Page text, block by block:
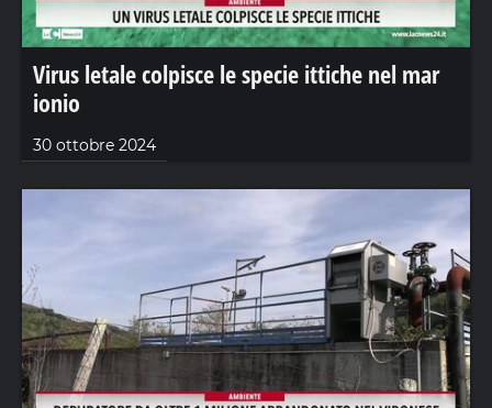
Virus letale colpisce le specie ittiche nel mar
ionio
30 ottobre 2024